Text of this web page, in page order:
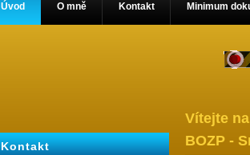
Vítejte
BOZP -
Kontakt
Úvod O mně Kontakt Minimum